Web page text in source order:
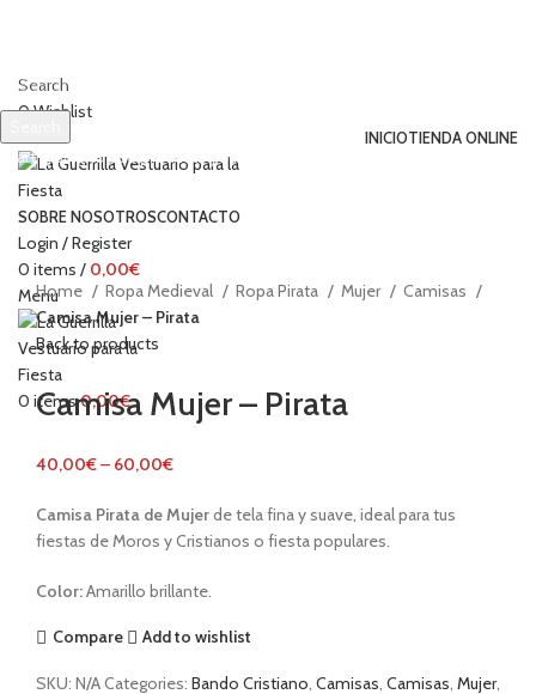
Search
0Wishlist
INICIOTIENDA ONLINE
SOBRE NOSOTROSCONTACTO
Login / Register
0 items / 0,00€
Menu
0 items0,00€
Click to enlarge
Home Ropa Medieval Ropa Pirata Mujer
Camisas
Camisa Mujer – Pirata
Back to products
Camisa Mujer – Pirata
40,00€– 60,00€
Camisa Pirata de Mujerde tela fina y suave, ideal para tus
fiestas de Moros y Cristianos o fiesta populares.
Color:Amarillo brillante.
Compare Add to wishlist
SKU: N/ACategories: Bando Cristiano Camisas Camisas Mujer,
Start typing to see products you are looking for.